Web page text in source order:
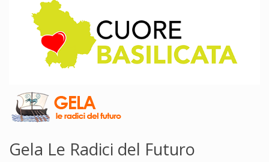
Gela Le Radici del Futuro